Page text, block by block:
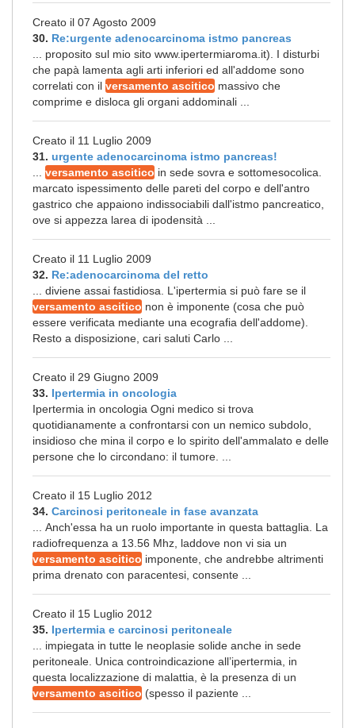
Creato il 07 Agosto 2009
30. Re:urgente adenocarcinoma istmo pancreas
... proposito sul mio sito www.ipertermiaroma.it). I disturbi
che papà lamenta agli arti inferiori ed all'addome sono
correlati con il versamento ascitico massivo che
comprime e disloca gli organi addominali ...
Creato il 11 Luglio 2009
31. urgente adenocarcinoma istmo pancreas!
versamento ascitico in sede sovra e sottomesocolica.
marcato ispessimento delle pareti del corpo e dell'antro
gastrico che appaiono indissociabili dall'istmo pancreatico,
ove si appezza larea di ipodensità ...
Creato il 11 Luglio 2009
32. Re:adenocarcinoma del retto
... diviene assai fastidiosa. L'ipertermia si può fare se il
versamento ascitico non è imponente (cosa che può
essere verificata mediante una ecografia dell'addome).
Resto a disposizione, cari saluti Carlo ...
Creato il 29 Giugno 2009
33. Ipertermia in oncologia
Ipertermia in oncologia Ogni medico si trova
quotidianamente a confrontarsi con un nemico subdolo,
insidioso che mina il corpo e lo spirito dell'ammalato e delle
persone che lo circondano: il tumore. ...
Creato il 15 Luglio 2012
34. Carcinosi peritoneale in fase avanzata
... Anch'essa ha un ruolo importante in questa battaglia. La
radiofrequenza a 13.56 Mhz, laddove non vi sia un
versamento ascitico imponente, che andrebbe altrimenti
prima drenato con paracentesi, consente ...
Creato il 15 Luglio 2012
35. Ipertermia e carcinosi peritoneale
... impiegata in tutte le neoplasie solide anche in sede
peritoneale. Unica controindicazione all’ipertermia, in
questa localizzazione di malattia, è la presenza di un
versamento ascitico (spesso il paziente ...